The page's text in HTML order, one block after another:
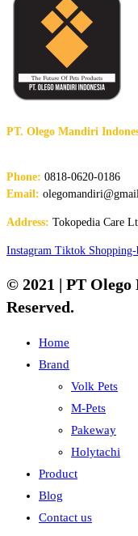
PT. Olego Mandiri
Phone: 0818-0620-0186
Email:
Address: Tokopedia Care
Instagram Tiktok Shopping-
© 2021 | PT
Reserved.
Home
Brand
Volk Pets
M-Pets
Pakeway
Holytachi
Product
Blog
Contact us